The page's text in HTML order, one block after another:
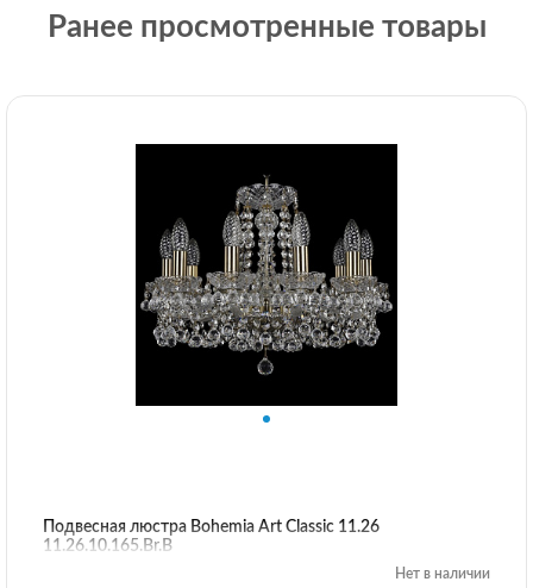
Ранее просмотренные товары
Подвесная люстра Bohemia Art Classic 11.26
11.26.10.165.Br.B
Нет в наличии